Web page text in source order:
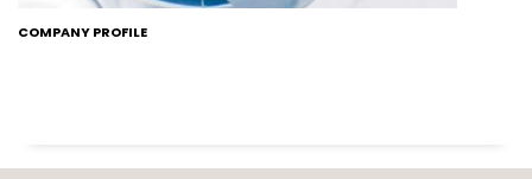
COMPANY PROFILE